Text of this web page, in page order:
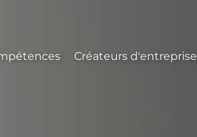
Créateurs d'entreprise